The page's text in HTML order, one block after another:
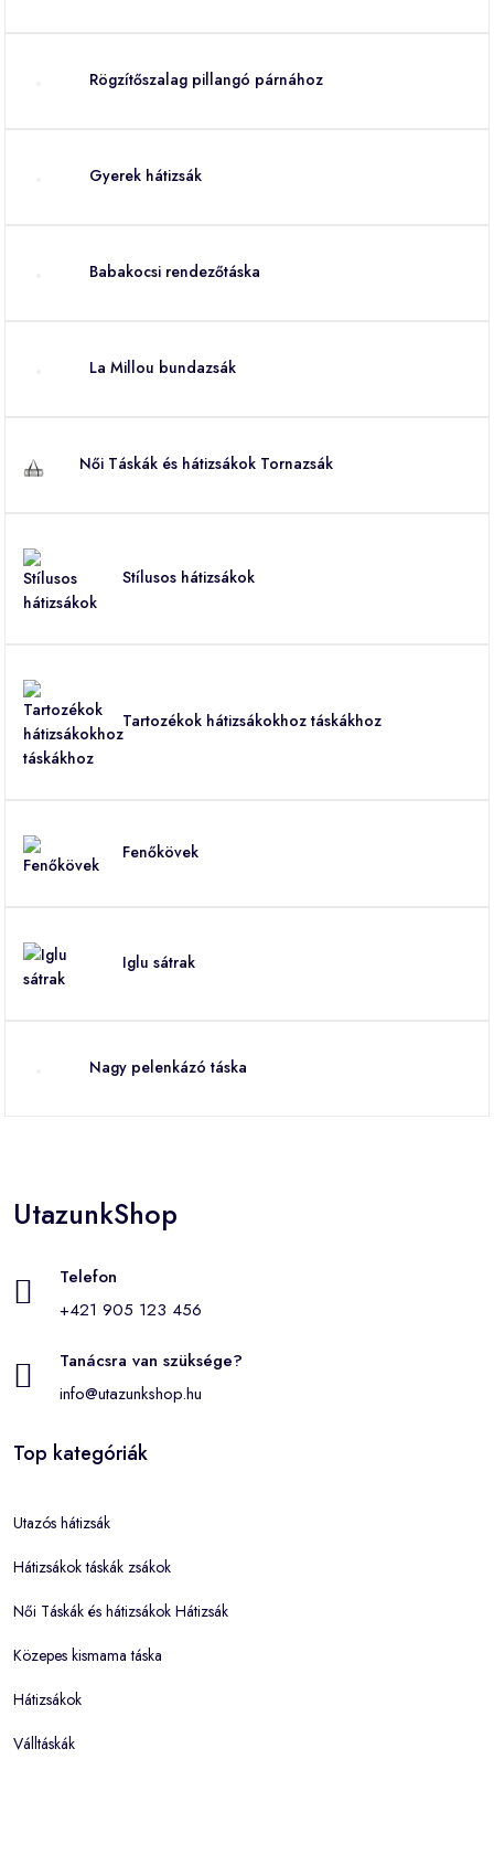
Rögzítőszalag pillangó párnához
Gyerek hátizsák
Babakocsi rendezőtáska
La Millou bundazsák
Női Táskák és hátizsákok Tornazsák
Stílusos hátizsákok
Tartozékok hátizsákokhoz táskákhoz
Fenőkövek
Iglu sátrak
Nagy pelenkázó táska
UtazunkShop
Telefon
+421 905 123 456
Tanácsra van szüksége?
info@utazunkshop.hu
Top kategóriák
Utazós hátizsák
Hátizsákok táskák zsákok
Női Táskák és hátizsákok Hátizsák
Közepes kismama táska
Hátizsákok
Válltáskák